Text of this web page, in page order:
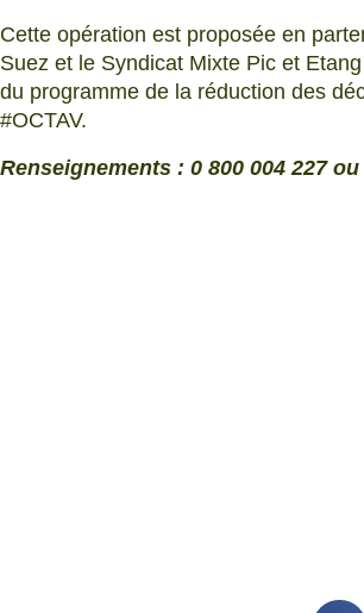
Cette opération est proposée en
Suez et le Syndicat Mixte Pic et
du programme de la réduction des
#OCTAV.
Renseignements : 0 800 004 227 ou